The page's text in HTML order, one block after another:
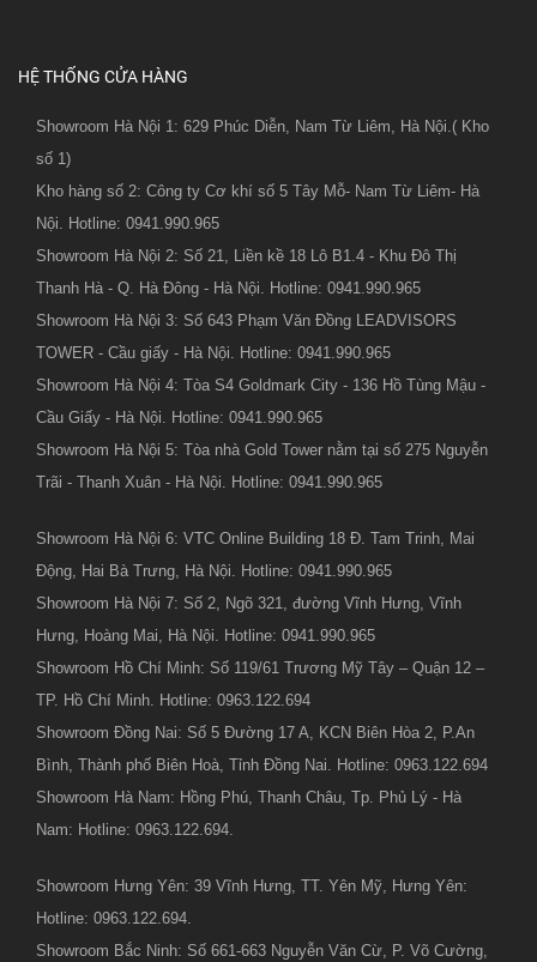
HỆ THỐNG CỬA HÀNG
Showroom Hà Nội 1: 629 Phúc Diễn, Nam Từ Liêm, Hà Nội.( Kho
số 1)
Kho hàng số 2: Công ty Cơ khí số 5 Tây Mỗ- Nam Từ Liêm- Hà
Nội. Hotline: 0941.990.965
Showroom Hà Nội 2: Số 21, Liền kề 18 Lô B1.4 - Khu Đô Thị
Thanh Hà - Q. Hà Đông - Hà Nội. Hotline: 0941.990.965
Showroom Hà Nội 3: Số 643 Phạm Văn Đồng LEADVISORS
TOWER - Cầu giấy - Hà Nội. Hotline: 0941.990.965
Showroom Hà Nội 4: Tòa S4 Goldmark City - 136 Hồ Tùng Mậu -
Cầu Giấy - Hà Nội. Hotline: 0941.990.965
Showroom Hà Nội 5: Tòa nhà Gold Tower nằm tại số 275 Nguyễn
Trãi - Thanh Xuân - Hà Nội. Hotline: 0941.990.965
Showroom Hà Nội 6: VTC Online Building 18 Đ. Tam Trinh, Mai
Động, Hai Bà Trưng, Hà Nội. Hotline: 0941.990.965
Showroom Hà Nội 7: Số 2, Ngõ 321, đường Vĩnh Hưng, Vĩnh
Hưng, Hoàng Mai, Hà Nội. Hotline: 0941.990.965
Showroom Hồ Chí Minh: Số 119/61 Trương Mỹ Tây – Quận 12 –
TP. Hồ Chí Minh. Hotline: 0963.122.694
Showroom Đồng Nai: Số 5 Đường 17 A, KCN Biên Hòa 2, P.An
Bình, Thành phố Biên Hoà, Tỉnh Đồng Nai. Hotline: 0963.122.694
Showroom Hà Nam: Hồng Phú, Thanh Châu, Tp. Phủ Lý - Hà
Nam: Hotline: 0963.122.694.
Showroom Hưng Yên: 39 Vĩnh Hưng, TT. Yên Mỹ, Hưng Yên:
Hotline: 0963.122.694.
Showroom Bắc Ninh: Số 661-663 Nguyễn Văn Cừ, P. Võ Cường,